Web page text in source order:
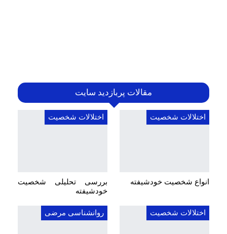
مقالات پربازدید سایت
اختلالات شخصیت
انواع شخصیت خودشیفته
اختلالات شخصیت
بررسی تحلیلی شخصیت
خودشیفته
اختلالات شخصیت روانشناسی مرضی